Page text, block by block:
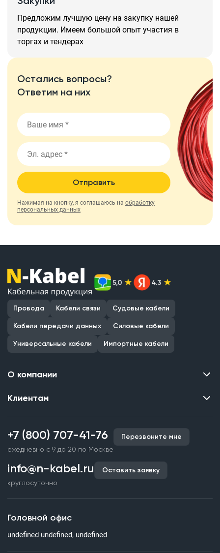
Предложим лучшую цену на закупку нашей
продукции. Имеем большой опыт участия в
торгах и тендерах
Остались вопросы?
Ответим на них
Отправить
Нажимая на кнопку, я соглашаюсь на обработку
персональных данных
Провода Кабели связи Судовые кабели
Кабели передачи данных Силовые кабели
Универсальные кабели Импортные кабели
О компании
Контакты
Наши объекты
Партнерство
Документы и реквизиты
Клиентам
Производство кабельной продукции
Срочное изготовление
Оплата и доставка
Гарантия качества
Статьи
Вопросы и ответы
+7 (800) 707-41-76
ежедневно с 9 до 20 по Москве
Перезвоните мне
info@n-kabel.ru
круглосуточно
Оставить заявку
Головной офис
undefined undefined, undefined